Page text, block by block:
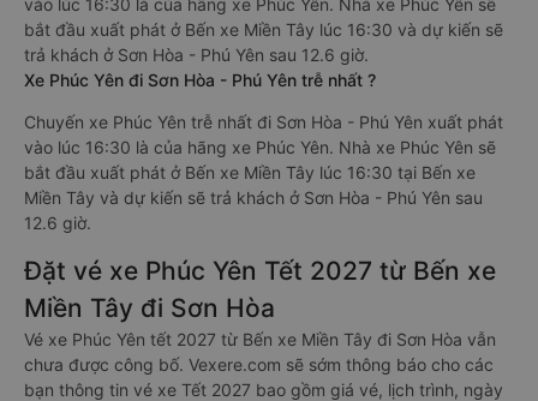
vào lúc 16:30 là của hãng xe Phúc Yên. Nhà xe Phúc Yên sẽ
bắt đầu xuất phát ở Bến xe Miền Tây lúc 16:30 và dự kiến sẽ
trả khách ở Sơn Hòa - Phú Yên sau 12.6 giờ.
Xe Phúc Yên đi Sơn Hòa - Phú Yên trễ nhất ?
Chuyến xe Phúc Yên trễ nhất đi Sơn Hòa - Phú Yên xuất phát
vào lúc 16:30 là của hãng xe Phúc Yên. Nhà xe Phúc Yên sẽ
bắt đầu xuất phát ở Bến xe Miền Tây lúc 16:30 tại Bến xe
Miền Tây và dự kiến sẽ trả khách ở Sơn Hòa - Phú Yên sau
12.6 giờ.
Đặt vé xe Phúc Yên Tết 2027 từ Bến xe
Miền Tây đi Sơn Hòa
Vé xe Phúc Yên tết 2027 từ Bến xe Miền Tây đi Sơn Hòa vẫn
chưa được công bố. Vexere.com sẽ sớm thông báo cho các
bạn thông tin vé xe Tết 2027 bao gồm giá vé, lịch trình, ngày